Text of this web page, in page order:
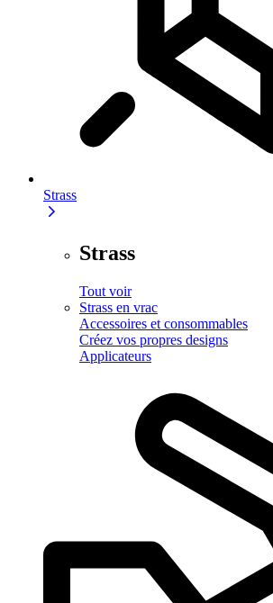
Strass
Strass
Tout voir
Strass en vrac
Accessoires et consommables
Créez vos propres designs
Applicateurs